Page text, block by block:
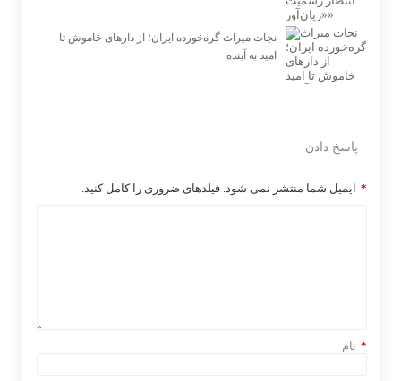
نجات میراث گره‌خورده ایران؛ از دارهای خاموش تا
امید به آینده
پاسخ دادن
ایمیل شما منتشر نمی شود. فیلدهای ضروری را کامل کنید. *
نام *